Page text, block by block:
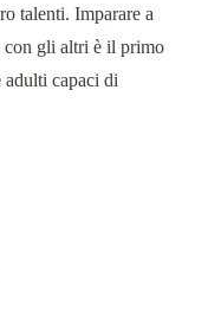
talenti. Imparare a
con gli altri è il primo
adulti capaci di